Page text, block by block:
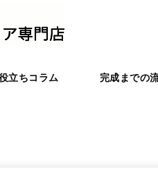
立ちコラム 完成までの